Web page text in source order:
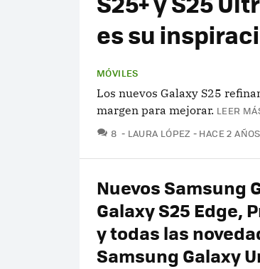
es su
MÓVILES
Los nuevos Galaxy S25
margen para mejorar. LEER
8 COMENTARIOS
LAURA LÓPEZ HACE 2 AÑOS
Nuevos Samsung
Galaxy S25 Edge,
y todas las
Samsung Galaxy